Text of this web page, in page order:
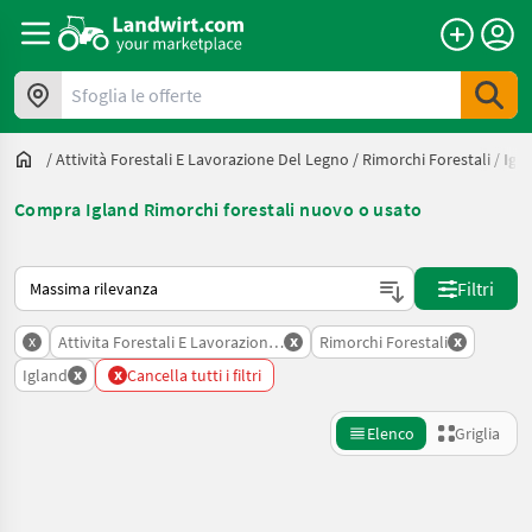
Sfoglia le offerte
/Attività Forestali E Lavorazione Del Legno / Rimorchi Forestali /
Compra Igland Rimorchi forestali nuovo o usato
Ecco come viene ordinato su Landwirt.com
Filtri
x Attivita Forestali E Lavorazione Del Legno
x Rimorchi Forestali x
Igland x x Cancella tutti i filtri
Elenco Griglia